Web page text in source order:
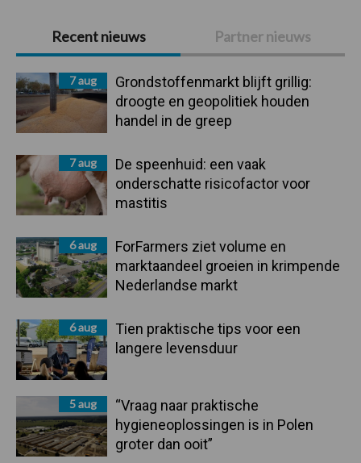
Primaire
Sidebar
Recent nieuws Partner nieuws
7 aug
Grondstoffenmarkt blijft grillig:
droogte en geopolitiek houden
handel in de greep
7 aug
De speenhuid: een vaak
onderschatte risicofactor voor
mastitis
6 aug
ForFarmers ziet volume en
marktaandeel groeien in krimpende
Nederlandse markt
6 aug
Tien praktische tips voor een
langere levensduur
5 aug
“Vraag naar praktische
hygieneoplossingen is in Polen
groter dan ooit”